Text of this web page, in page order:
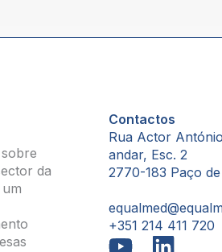
sobre
da
Contactos
Rua Actor
andar, Esc. 2
2770-183 Paço
+351 214 411 720